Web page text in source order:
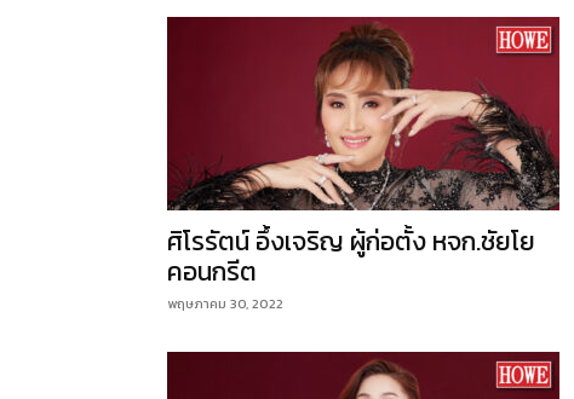
ศิโรรัตน์ อึ้งเจริญ ผู้ก่อตั้ง หจก.ชัยโย
คอนกรีต
พฤษภาคม 30, 2022